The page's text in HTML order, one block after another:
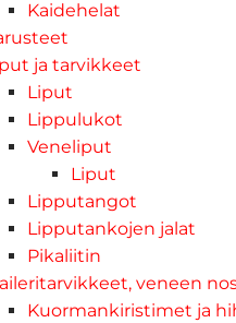
Kaidehelat
ja tarvikkeet
Liput
Lippulukot
Veneliput
Liput
Lipputangot
Lipputankojen jalat
Pikaliitin
veneen
Kuormankiristimet ja